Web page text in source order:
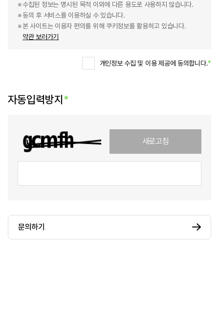
수집된 정보는 명시된 목적 이외에 다른 용도로 사용하지 않습니다.
동의 후 서비스를 이용하실 수 있습니다.
본 사이트는 이용자 편의를 위해 쿠키정보를 활용하고 있습니다.
약관 보러가기
개인정보 수집 및 이용 제공에 동의합니다.*
자동입력방지 *
새로고침
문의하기